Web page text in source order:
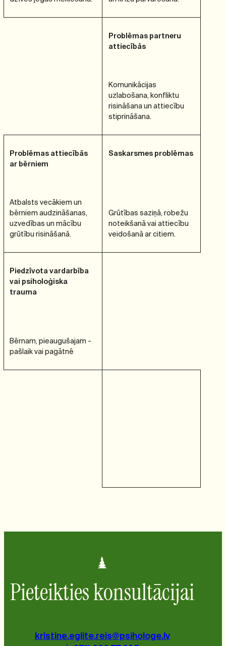
Problēmas partneru
attiecībās
Komunikācijas
uzlabošana, konfliktu
risināšana un attiecību
stiprināšana.
Problēmas attiecībās
ar bērniem
Atbalsts vecākiem un
bērniem audzināšanas,
uzvedības un mācību
grūtību risināšanā.
Saskarsmes problēmas
Grūtības saziņā, robežu
noteikšanā vai attiecību
veidošanā ar citiem.
Piedzīvota vardarbība
vai psiholoģiska
trauma
Bērnam, pieaugušajam -
pašlaik vai pagātnē
Pieteikties konsultācijai
kristine.eglite.reis@psihologe.lv